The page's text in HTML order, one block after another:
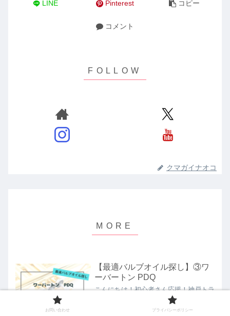
LINE Pinterest コピー
コメント
クマガイナオコ
【最適バルブオイル探し】③ワ
ーバートン PDQ
こんにちは！初心者さん応援！神戸トラ
ンペット吹きのクマガイナオコです。こ
のブログは、トランペット初心者の方や
お悩みを持っている方が楽しくトランペ
お問い合わせ プライバシーポリシー